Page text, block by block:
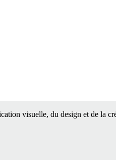
visuelle, du design et de la